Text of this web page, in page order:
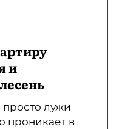
и
лужи
проникает в